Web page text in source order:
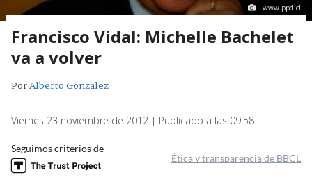
www.ppd.cl
Francisco Vidal: Michelle Bachelet
va a volver
PorAlberto Gonzalez
Viernes 23 noviembre de 2012 | Publicado a las 09:58
Seguimos criterios de
Ética y transparencia de BBCL